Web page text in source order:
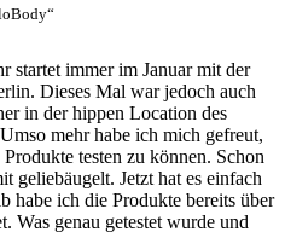
startet immer im Januar mit der
Dieses Mal war jedoch auch
in der hippen Location des
mehr habe ich mich gefreut,
testen zu können. Schon
geliebäugelt. Jetzt hat es einfach
habe ich die Produkte bereits über
Was genau getestet wurde und